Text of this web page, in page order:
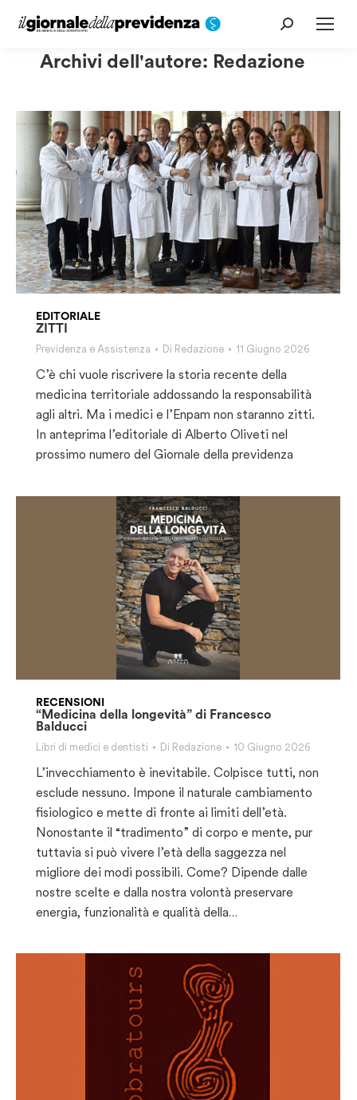
Cerca:
Archivi dell'autore: Redazione
EDITORIALE
ZITTI
Previdenza e Assistenza Di Redazione 11 Giugno 2026
C’è chi vuole riscrivere la storia recente della
medicina territoriale addossando la responsabilità
agli altri. Ma i medici e l’Enpam non staranno zitti.
In anteprima l’editoriale di Alberto Oliveti nel
prossimo numero del Giornale della previdenza
RECENSIONI
“Medicina della longevità” di Francesco
Balducci
Libri di medici e dentisti Di Redazione 10 Giugno 2026
L’invecchiamento è inevitabile. Colpisce tutti, non
esclude nessuno. Impone il naturale cambiamento
fisiologico e mette di fronte ai limiti dell’età.
Nonostante il “tradimento” di corpo e mente, pur
tuttavia si può vivere l’età della saggezza nel
migliore dei modi possibili. Come? Dipende dalle
nostre scelte e dalla nostra volontà preservare
energia, funzionalità e qualità della…